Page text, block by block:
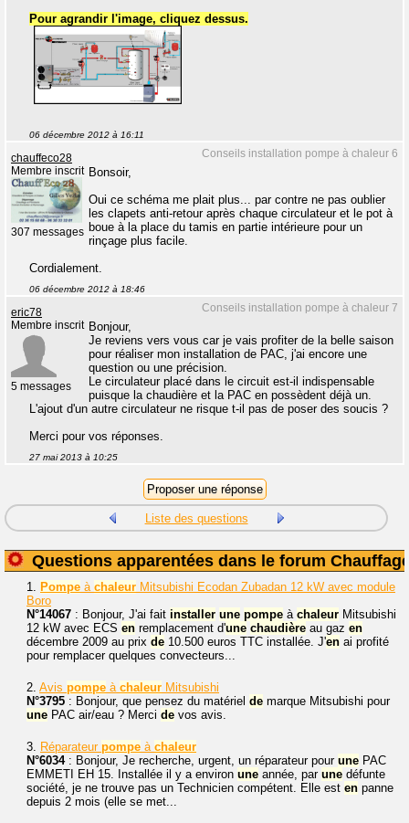
Pour agrandir l'image, cliquez dessus.
06 décembre 2012 à 16:11
Conseils installation pompe à chaleur 6
chauffeco28
Membre inscrit
307 messages
Bonsoir,
Oui ce schéma me plait plus... par contre ne pas oublier
les clapets anti-retour après chaque circulateur et le pot à
boue à la place du tamis en partie intérieure pour un
rinçage plus facile.
Cordialement.
06 décembre 2012 à 18:46
Conseils installation pompe à chaleur 7
eric78
Membre inscrit
5 messages
Bonjour,
Je reviens vers vous car je vais profiter de la belle saison
pour réaliser mon installation de PAC, j'ai encore une
question ou une précision.
Le circulateur placé dans le circuit est-il indispensable
puisque la chaudière et la PAC en possèdent déjà un.
L'ajout d'un autre circulateur ne risque t-il pas de poser des soucis ?
Merci pour vos réponses.
27 mai 2013 à 10:25
Liste des questions
Questions apparentées dans le forum
1. Pompe à chaleur Mitsubishi Ecodan Zubadan 12 kW avec module
Boro
N°14067 : Bonjour, J'ai fait installer une pompe à chaleur Mitsubishi
12 kW avec ECS en remplacement d'une chaudière au gaz en
décembre 2009 au prix de 10.500 euros TTC installée. J'en ai profité
pour remplacer quelques convecteurs...
2. Avis pompe à chaleur Mitsubishi
N°3795 : Bonjour, que pensez du matériel de marque Mitsubishi pour
une PAC air/eau ? Merci de vos avis.
3. Réparateur pompe à chaleur
N°6034: Bonjour, Je recherche, urgent, un réparateur pour une PAC
EMMETI EH 15. Installée il y a environ une année, par une défunte
société, je ne trouve pas un Technicien compétent. Elle est en panne
depuis 2 mois (elle se met...